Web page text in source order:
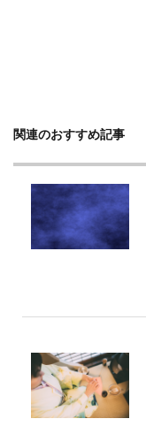
関連のおすすめ記事